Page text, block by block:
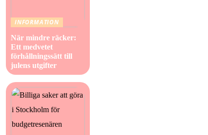
INFORMATION
När mindre räcker:
Ett medvetet
förhållningssätt till
julens utgifter